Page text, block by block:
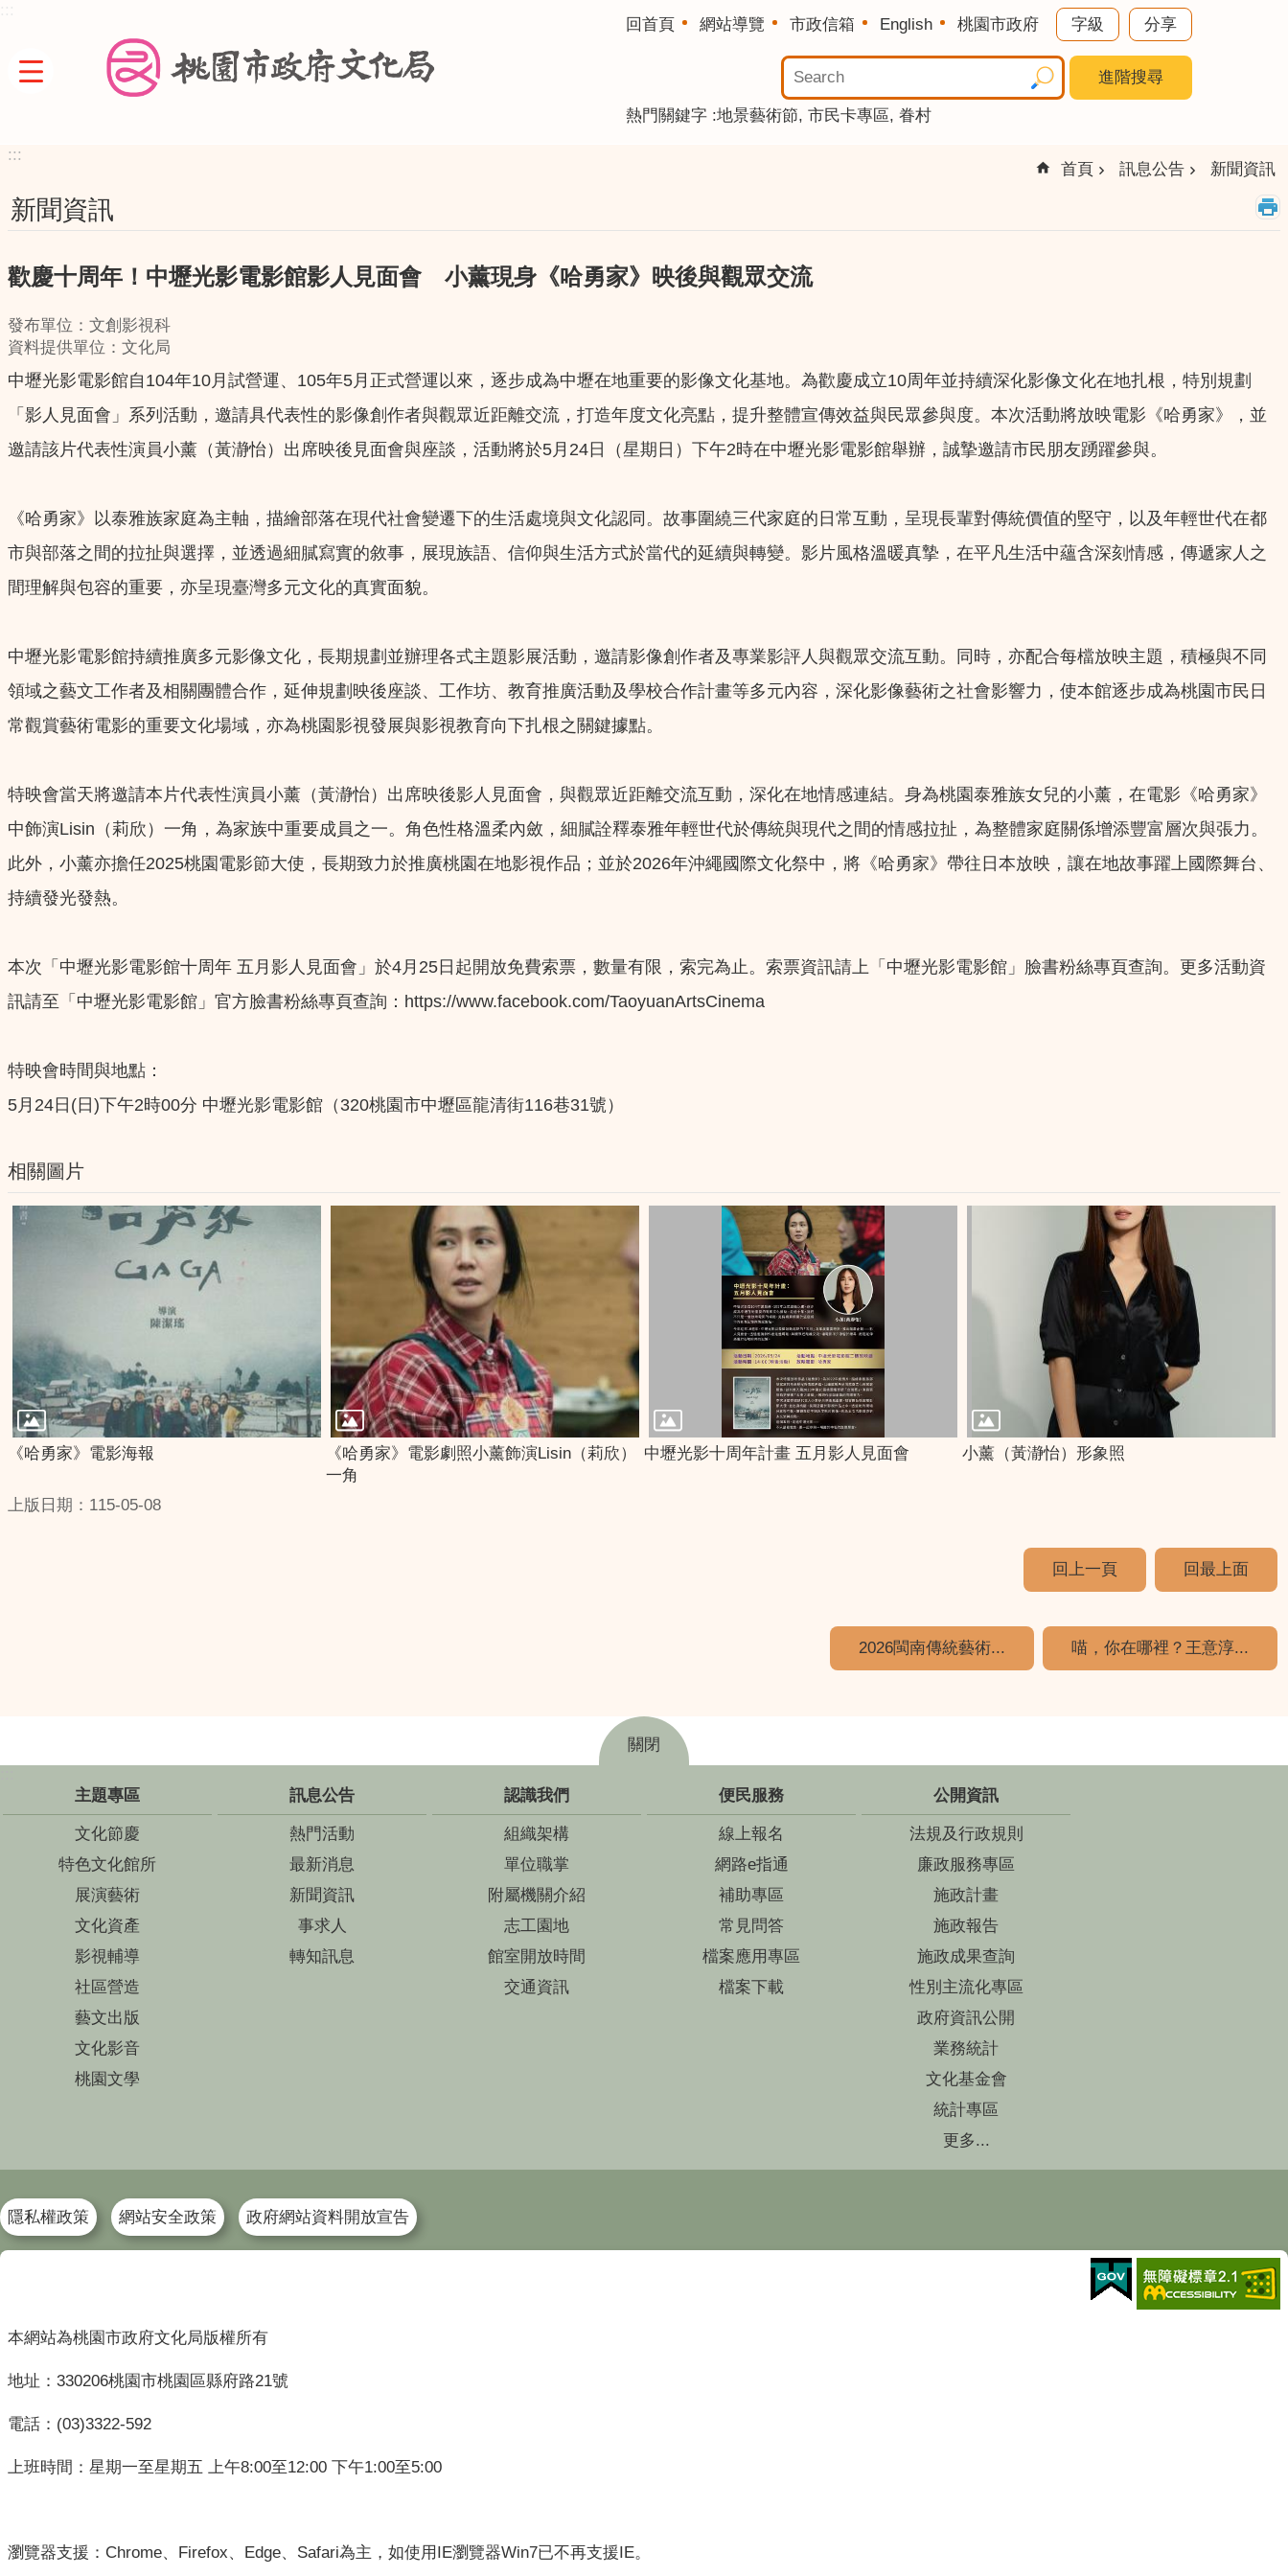
回首頁 網站導覽 市政信箱 English 桃園市政府 字級 分享
進階搜尋
熱門關鍵字 地景藝術節 市民卡專區 眷村
:::
首頁 訊息公告 新聞資訊
新聞資訊
歡慶十周年！中壢光影電影館影人見面會 小薰現身《哈勇家》映後與觀眾交流
發布單位：文創影視科
資料提供單位：文化局
中壢光影電影館自104年10月試營運、105年5月正式營運以來，逐步成為中壢在地重要的影像文化基地。為歡慶成立10周年並持續深化影像文化在地扎根，特別規劃
「影人見面會」系列活動，邀請具代表性的影像創作者與觀眾近距離交流，打造年度文化亮點，提升整體宣傳效益與民眾參與度。本次活動將放映電影《哈勇家》，並
邀請該片代表性演員小薰（黃瀞怡）出席映後見面會與座談，活動將於5月24日（星期日）下午2時在中壢光影電影館舉辦，誠摯邀請市民朋友踴躍參與。
《哈勇家》以泰雅族家庭為主軸，描繪部落在現代社會變遷下的生活處境與文化認同。故事圍繞三代家庭的日常互動，呈現長輩對傳統價值的堅守，以及年輕世代在都
市與部落之間的拉扯與選擇，並透過細膩寫實的敘事，展現族語、信仰與生活方式於當代的延續與轉變。影片風格溫暖真摯，在平凡生活中蘊含深刻情感，傳遞家人之
間理解與包容的重要，亦呈現臺灣多元文化的真實面貌。
中壢光影電影館持續推廣多元影像文化，長期規劃並辦理各式主題影展活動，邀請影像創作者及專業影評人與觀眾交流互動。同時，亦配合每檔放映主題，積極與不同
領域之藝文工作者及相關團體合作，延伸規劃映後座談、工作坊、教育推廣活動及學校合作計畫等多元內容，深化影像藝術之社會影響力，使本館逐步成為桃園市民日
常觀賞藝術電影的重要文化場域，亦為桃園影視發展與影視教育向下扎根之關鍵據點。
特映會當天將邀請本片代表性演員小薰（黃瀞怡）出席映後影人見面會，與觀眾近距離交流互動，深化在地情感連結。身為桃園泰雅族女兒的小薰，在電影《哈勇家》
中飾演Lisin（莉欣）一角，為家族中重要成員之一。角色性格溫柔內斂，細膩詮釋泰雅年輕世代於傳統與現代之間的情感拉扯，為整體家庭關係增添豐富層次與張力。
此外，小薰亦擔任2025桃園電影節大使，長期致力於推廣桃園在地影視作品；並於2026年沖繩國際文化祭中，將《哈勇家》帶往日本放映，讓在地故事躍上國際舞台、
持續發光發熱。
本次「中壢光影電影館十周年 五月影人見面會」於4月25日起開放免費索票，數量有限，索完為止。索票資訊請上「中壢光影電影館」臉書粉絲專頁查詢。更多活動資
訊請至「中壢光影電影館」官方臉書粉絲專頁查詢：https://www.facebook.com/TaoyuanArtsCinema
特映會時間與地點：
5月24日(日)下午2時00分 中壢光影電影館（320桃園市中壢區龍清街116巷31號）
相關圖片
《哈勇家》電影海報
《哈勇家》電影劇照小薰飾演Lisin（莉欣）
一角
中壢光影十周年計畫 五月影人見面會 小薰（黃瀞怡）形象照
上版日期：115-05-08
回上一頁 回最上面
2026閩南傳統藝術... 喵，你在哪裡？王意淳...
關閉
主題專區
文化節慶
特色文化館所
展演藝術
文化資產
影視輔導
社區營造
藝文出版
文化影音
桃園文學
訊息公告
熱門活動
最新消息
新聞資訊
事求人
轉知訊息
認識我們
組織架構
單位職掌
附屬機關介紹
志工園地
館室開放時間
交通資訊
便民服務
線上報名
網路e指通
補助專區
常見問答
檔案應用專區
檔案下載
公開資訊
法規及行政規則
廉政服務專區
施政計畫
施政報告
施政成果查詢
性別主流化專區
政府資訊公開
業務統計
文化基金會
統計專區
更多...
隱私權政策 網站安全政策 政府網站資料開放宣告
本網站為桃園市政府文化局版權所有
地址：330206桃園市桃園區縣府路21號
電話：(03)3322-592
上班時間：星期一至星期五 上午8:00至12:00 下午1:00至5:00
瀏覽器支援：Chrome、Firefox、Edge、Safari為主，如使用IE瀏覽器Win7已不再支援IE。